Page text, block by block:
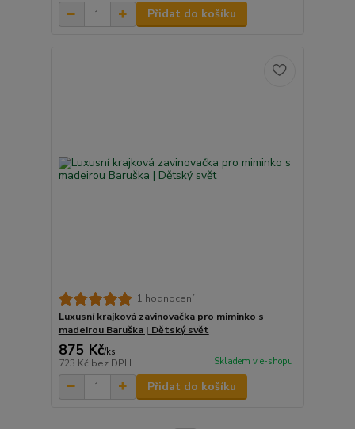
Přidat do košíku
1 hodnocení
Luxusní krajková zavinovačka pro miminko s
madeirou Baruška | Dětský svět
875 Kč/ks
723 Kč bez DPH Skladem v e-shopu
Přidat do košíku